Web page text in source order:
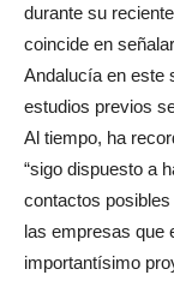
durante su
coincide en
Andalucía en este
estudios previos
Al tiempo, ha
“sigo dispuesto a
contactos
las empresas que
importantísimo